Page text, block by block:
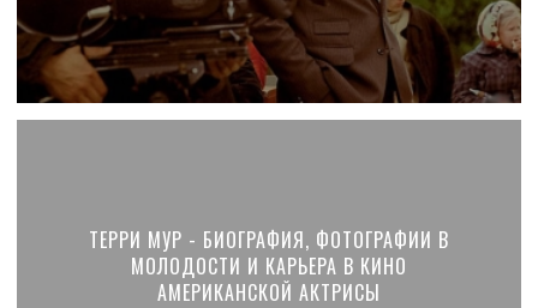
ТЕРРИ МУР - БИОГРАФИЯ, ФОТОГРАФИИ В
МОЛОДОСТИ И КАРЬЕРА В КИНО
АМЕРИКАНСКОЙ АКТРИСЫ